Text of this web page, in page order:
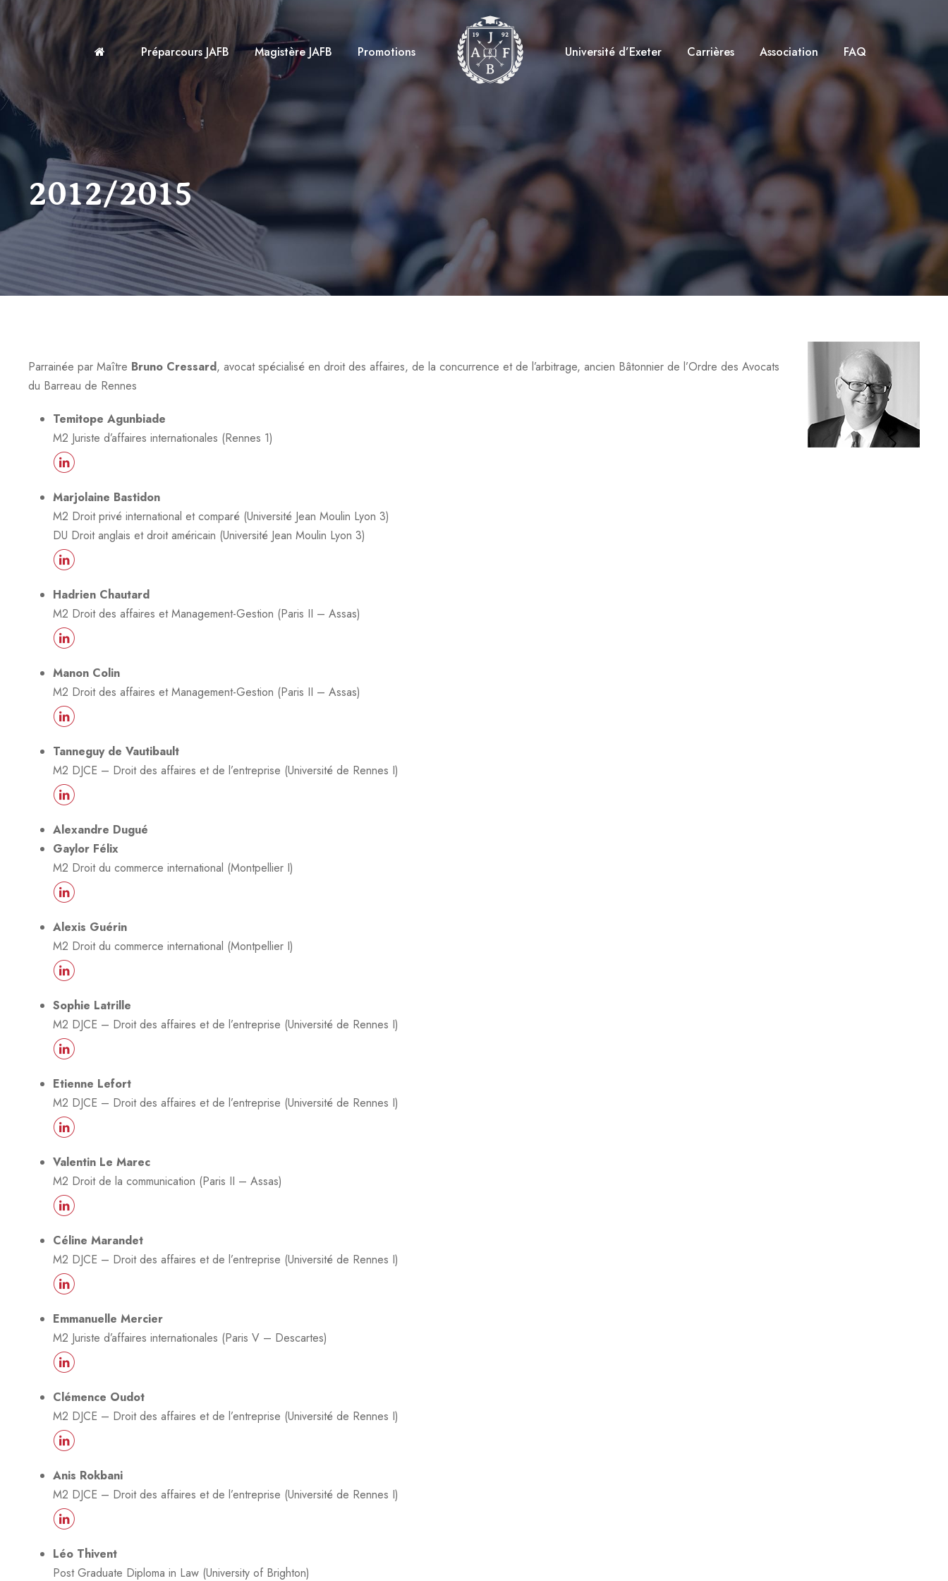
Préparcours JAFB Magistère JAFB Promotions Université d’Exeter Carrières Association FAQ
2012/2015
Parrainée par Maître Bruno Cressard, avocat spécialisé en droit des affaires, de la concurrence et de l’arbitrage, ancien Bâtonnier de l’Ordre des Avocats
du Barreau de Rennes
Temitope Agunbiade
M2 Juriste d’affaires internationales (Rennes 1)
Marjolaine Bastidon
M2 Droit privé international et comparé (Université Jean Moulin Lyon 3)
DU Droit anglais et droit américain (Université Jean Moulin Lyon 3)
Hadrien Chautard
M2 Droit des affaires et Management-Gestion (Paris II – Assas)
Manon Colin
M2 Droit des affaires et Management-Gestion (Paris II – Assas)
Tanneguy de Vautibault
M2 DJCE – Droit des affaires et de l’entreprise (Université de Rennes I)
Alexandre Dugué
Gaylor Félix
M2 Droit du commerce international (Montpellier I)
Alexis Guérin
M2 Droit du commerce international (Montpellier I)
Sophie Latrille
M2 DJCE – Droit des affaires et de l’entreprise (Université de Rennes I)
Etienne Lefort
M2 DJCE – Droit des affaires et de l’entreprise (Université de Rennes I)
Valentin Le Marec
M2 Droit de la communication (Paris II – Assas)
Céline Marandet
M2 DJCE – Droit des affaires et de l’entreprise (Université de Rennes I)
Emmanuelle Mercier
M2 Juriste d’affaires internationales (Paris V – Descartes)
Clémence Oudot
M2 DJCE – Droit des affaires et de l’entreprise (Université de Rennes I)
Anis Rokbani
M2 DJCE – Droit des affaires et de l’entreprise (Université de Rennes I)
Léo Thivent
Post Graduate Diploma in Law (University of Brighton)